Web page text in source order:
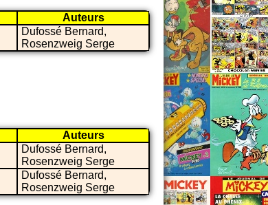
Auteurs
Dufossé Bernard,
Rosenzweig Serge
Auteurs
Dufossé Bernard,
Rosenzweig Serge
Dufossé Bernard,
Rosenzweig Serge